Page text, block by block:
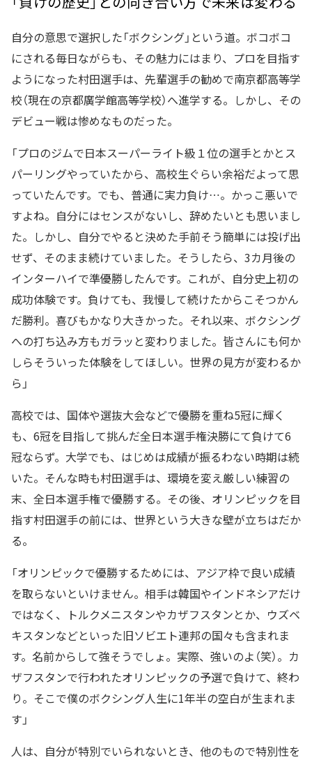
自分の意思で選択した「ボクシング」という道。ボコボコ
にされる毎日ながらも、その魅力にはまり、プロを目指す
ようになった村田選手は、先輩選手の勧めで南京都高等学
校（現在の京都廣学館高等学校）へ進学する。しかし、その
デビュー戦は惨めなものだった。
「プロのジムで日本スーパーライト級１位の選手とかとス
パーリングやっていたから、高校生ぐらい余裕だよって思
っていたんです。でも、普通に実力負け…。かっこ悪いで
すよね。自分にはセンスがないし、辞めたいとも思いまし
た。しかし、自分でやると決めた手前そう簡単には投げ出
せず、そのまま続けていました。そうしたら、3カ月後の
インターハイで準優勝したんです。これが、自分史上初の
成功体験です。負けても、我慢して続けたからこそつかん
だ勝利。喜びもかなり大きかった。それ以来、ボクシング
への打ち込み方もガラッと変わりました。皆さんにも何か
しらそういった体験をしてほしい。世界の見方が変わるか
ら」
高校では、国体や選抜大会などで優勝を重ね5冠に輝く
も、6冠を目指して挑んだ全日本選手権決勝にて負けて6
冠ならず。大学でも、はじめは成績が振るわない時期は続
いた。そんな時も村田選手は、環境を変え厳しい練習の
末、全日本選手権で優勝する。その後、オリンピックを目
指す村田選手の前には、世界という大きな壁が立ちはだか
る。
「オリンピックで優勝するためには、アジア枠で良い成績
を取らないといけません。相手は韓国やインドネシアだけ
ではなく、トルクメニスタンやカザフスタンとか、ウズベ
キスタンなどといった旧ソビエト連邦の国々も含まれま
す。名前からして強そうでしょ。実際、強いのよ（笑）。カ
ザフスタンで行われたオリンピックの予選で負けて、終わ
り。そこで僕のボクシング人生に1年半の空白が生まれま
す」
人は、自分が特別でいられないとき、他のもので特別性を